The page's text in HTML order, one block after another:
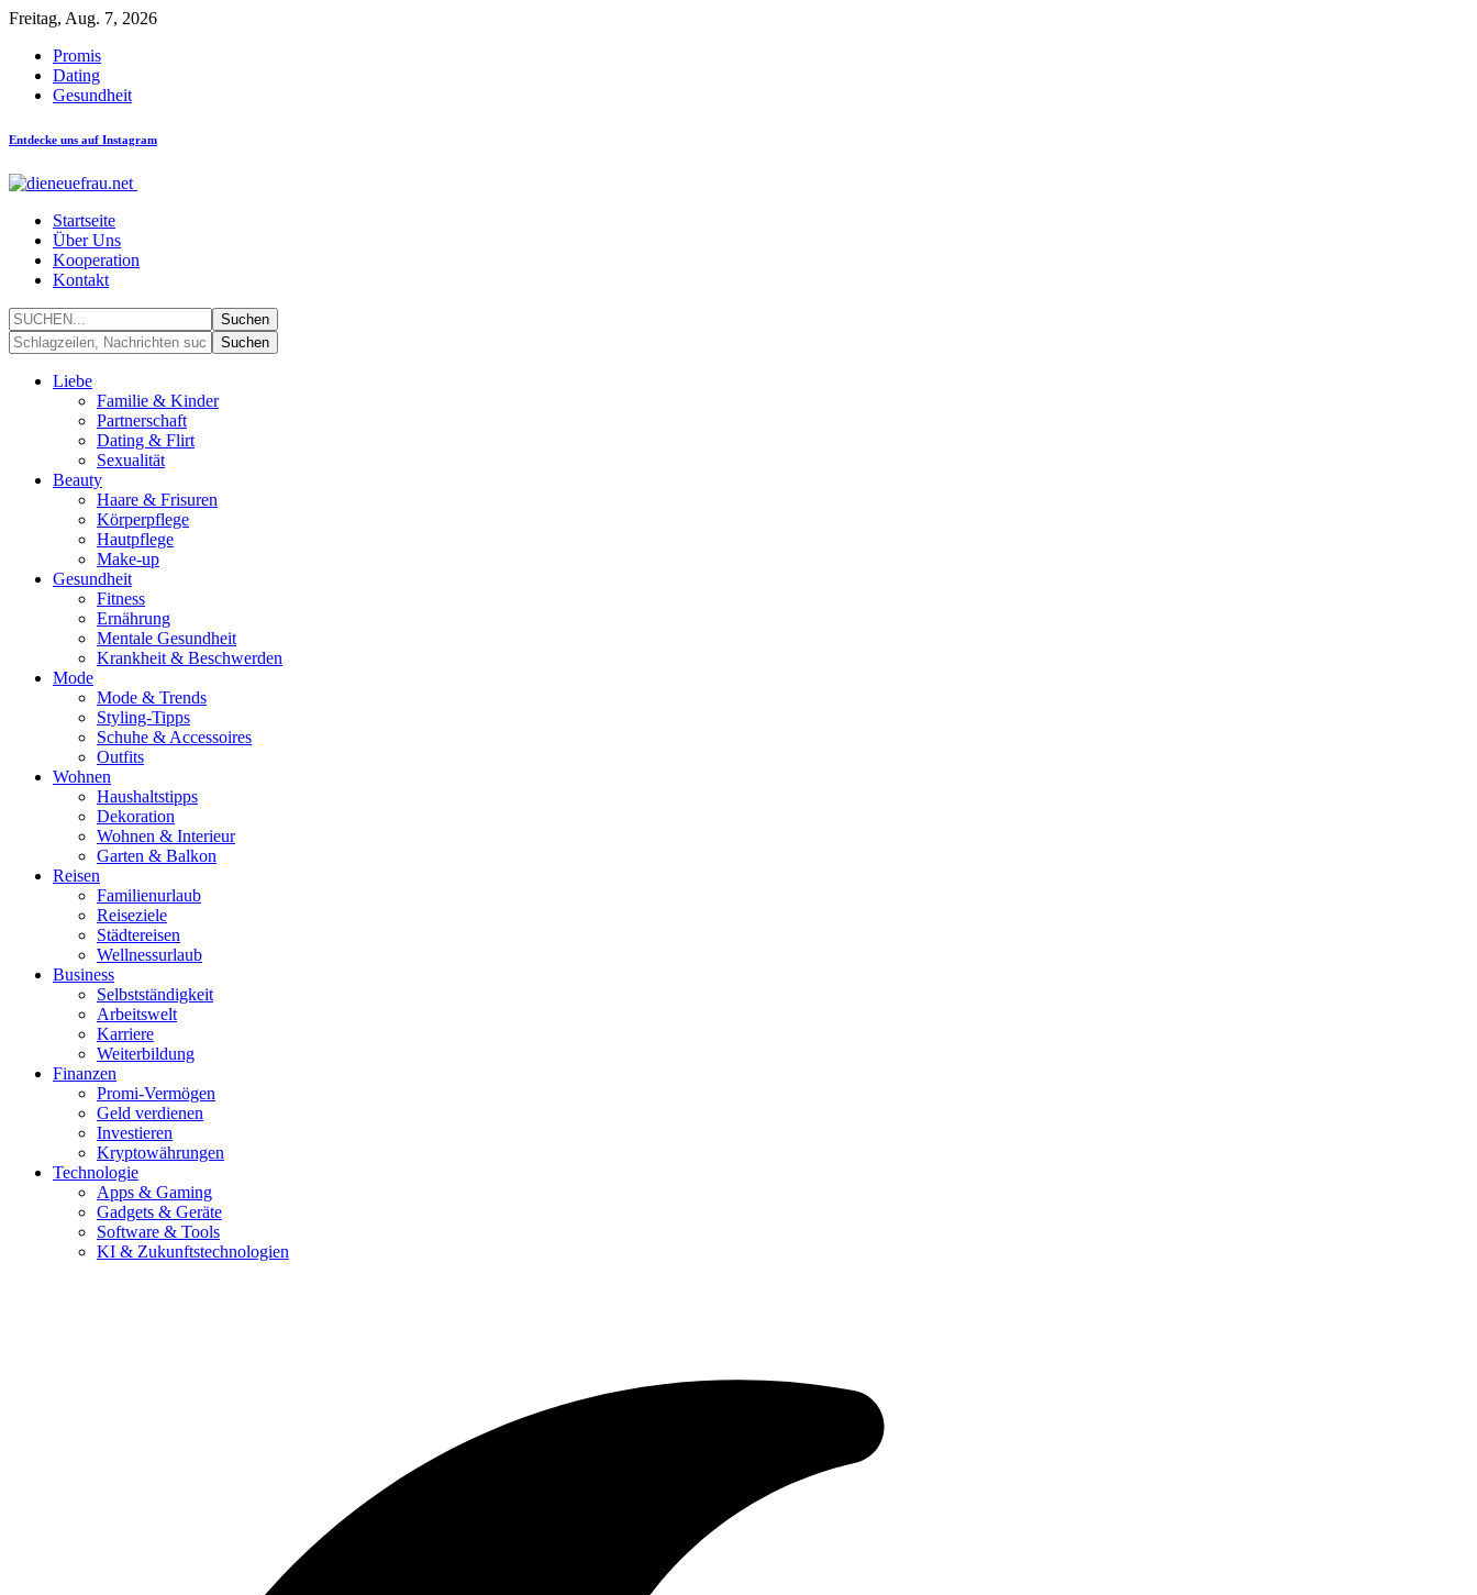
Freitag, Aug. 7, 2026
Promis
Dating
Gesundheit
Entdecke uns auf Instagram
Startseite
Über Uns
Kooperation
Kontakt
Liebe
Familie & Kinder
Partnerschaft
Dating & Flirt
Sexualität
Beauty
Haare & Frisuren
Körperpflege
Hautpflege
Make-up
Gesundheit
Fitness
Ernährung
Mentale Gesundheit
Krankheit & Beschwerden
Mode
Mode & Trends
Styling-Tipps
Schuhe & Accessoires
Outfits
Wohnen
Haushaltstipps
Dekoration
Wohnen & Interieur
Garten & Balkon
Reisen
Familienurlaub
Reiseziele
Städtereisen
Wellnessurlaub
Business
Selbstständigkeit
Arbeitswelt
Karriere
Weiterbildung
Finanzen
Promi-Vermögen
Geld verdienen
Investieren
Kryptowährungen
Technologie
Apps & Gaming
Gadgets & Geräte
Software & Tools
KI & Zukunftstechnologien